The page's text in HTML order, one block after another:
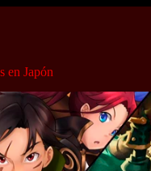
en Japón